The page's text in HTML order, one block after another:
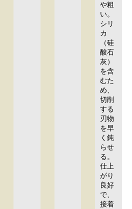
や粗
い。
シリ
カ
（硅
酸石
灰）
を含
むた
め、
切削
する
刃物
を早
く鈍
らせ
る。
仕上
がり
良好
で、
接着